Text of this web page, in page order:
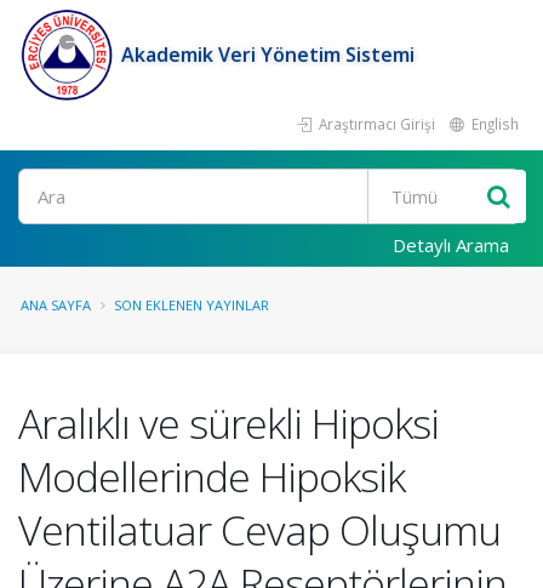
Akademik Veri Yönetim Sistemi
Araştırmacı Girişi English
Ara
Detaylı Arama
ANA SAYFA SON EKLENEN YAYINLAR
Aralıklı ve sürekli Hipoksi
Modellerinde Hipoksik
Ventilatuar Cevap Oluşumu